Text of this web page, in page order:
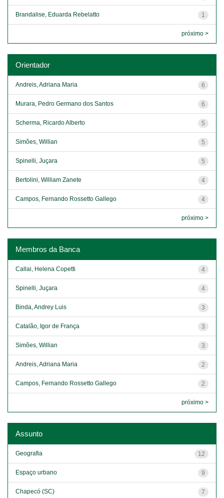
1
Brandalise, Eduarda Rebelatto
próximo >
Orientador
6
Andreis, Adriana Maria
6
Murara, Pedro Germano dos Santos
5
Scherma, Ricardo Alberto
5
Simões, Willian
5
Spinelli, Juçara
4
Bertolini, William Zanete
4
Campos, Fernando Rossetto Gallego
próximo >
Membros da Banca
4
Callai, Helena Copetti
4
Spinelli, Juçara
3
Binda, Andrey Luis
3
Catalão, Igor de França
3
Simões, Willian
2
Andreis, Adriana Maria
2
Campos, Fernando Rossetto Gallego
próximo >
Assunto
12
Geografia
9
Espaço urbano
7
Chapecó (SC)